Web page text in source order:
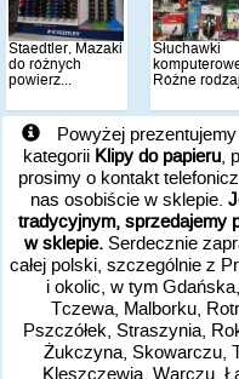
Staedtler, Mazaki
do różnych
powierz...
Słuchawki
Różne
Powyżej
kategorii Klipy do papieru ,
prosimy o kontakt
nas osobiście w sklepie.
tradycyjnym, sprzedajemy
w sklepie.Serdecznie
całej polski, szczególnie z
i okolic, w tym
Tczewa, Malborku,
Pszczółek, Straszynia,
Żukczyna, Skowarczu,
Kleszczewia, Warczu,